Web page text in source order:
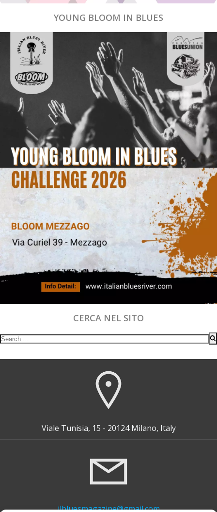
YOUNG BLOOM IN BLUES
CERCA NEL SITO
Search
Viale Tunisia, 15 - 20124 Milano, Italy
ilbluesmagazine@gmail.com